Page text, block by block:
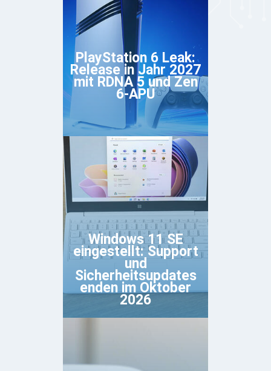
PlayStation 6 Leak:
Release in Jahr 2027
mit RDNA 5 und Zen
6-APU
Windows 11 SE
eingestellt: Support
und
Sicherheitsupdates
enden im Oktober
2026